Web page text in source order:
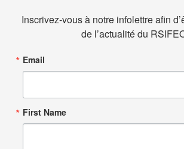
Inscrivez-vous à notre infolettre afin
de l’actualité du
Email
First Name